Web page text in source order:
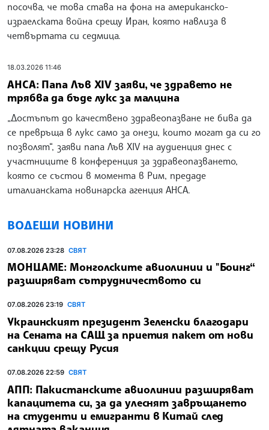
посочва, че това става на фона на американско-
израелската война срещу Иран, която навлиза в
четвъртата си седмица.
18.03.2026 11:46
АНСА: Папа Лъв XIV заяви, че здравето не
трябва да бъде лукс за малцина
„Достъпът до качествено здравеопазване не бива да
се превръща в лукс само за онези, които могат да си го
позволят“, заяви папа Лъв XIV на аудиенция днес с
участниците в конференция за здравеопазването,
която се състои в момента в Рим, предаде
италианската новинарска агенция АНСА.
ВОДЕЩИ НОВИНИ
07.08.2026 23:28 СВЯТ
МОНЦАМЕ: Монголските авиолинии и "Боинг“
разширяват сътрудничеството си
07.08.2026 23:19 СВЯТ
Украинският президент Зеленски благодари
на Сената на САЩ за приетия пакет от нови
санкции срещу Русия
07.08.2026 22:59 СВЯТ
АПП: Пакистанските авиолинии разширяват
капацитета си, за да улеснят завръщането
на студенти и емигранти в Китай след